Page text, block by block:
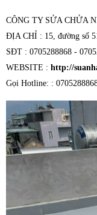
CÔNG TY SỬA CHỬA
ĐỊA CHỈ : 15, đường số
SĐT : 0705288868 -
WEBSITE : http://
Gọi Hotline: :